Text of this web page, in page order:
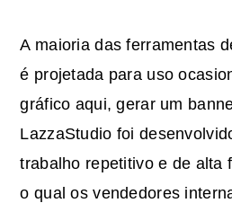
A maioria das ferramentas
é projetada para uso
gráfico aqui, gerar um
LazzaStudio foi
trabalho repetitivo e de alta
o qual os vendedores